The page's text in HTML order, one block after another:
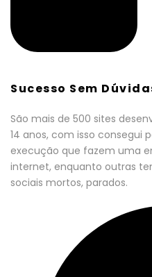
Sucesso Sem
São mais de 500 sites
14 anos, com isso consegui
execução que fazem uma
internet, enquanto outras
sociais mortos, parados.